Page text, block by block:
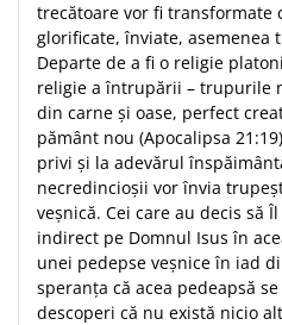
trecătoare vor fi transformate
glorificate, înviate, asemenea
Departe de a fi o religie
religie a întrupării – trupurile
din carne şi oase, perfect
pământ nou (Apocalipsa
privi şi la adevărul
necredincioşii vor învia
veşnică. Cei care au decis să
indirect pe Domnul Isus în
unei pedepse veşnice în iad
speranţa că acea pedeapsă
descoperi că nu există nicio